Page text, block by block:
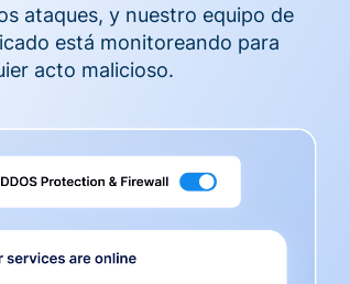
ataques, y nuestro equipo de
está monitoreando para
acto malicioso.